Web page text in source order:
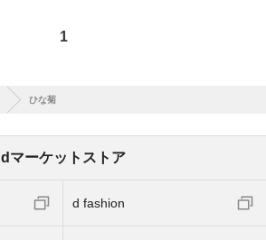
1
ひな菊
dマーケットストア
d fashion